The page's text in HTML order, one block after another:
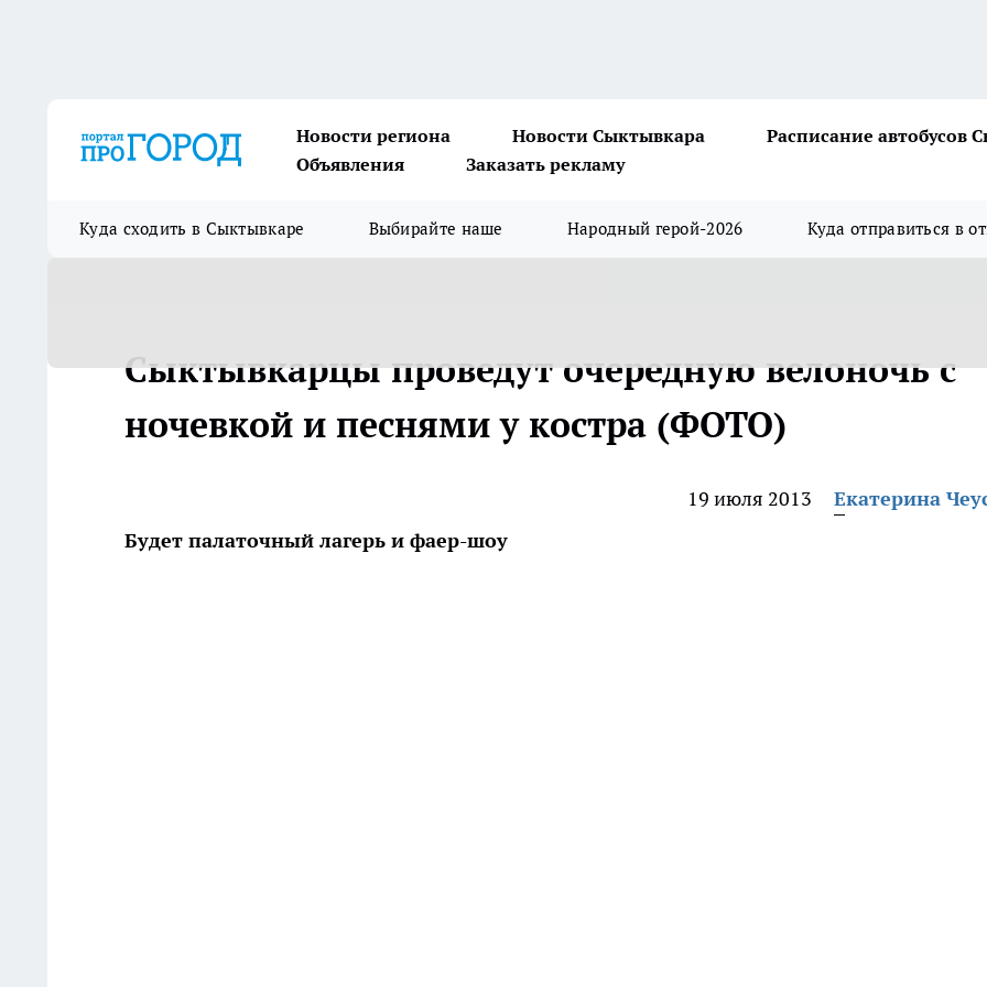
Новости региона Новости Сыктывкара
Расписание автобусов
Объявления
Заказать рекламу
Куда сходить в Сыктывкаре Выбирайте наше Народный герой-2026 Куда отправиться в
Сыктывкарцы проведут очередную велоночь с
ночевкой и песнями у костра (ФОТО)
19 июля 2013
Екатерина
Будет палаточный лагерь и фаер-шоу